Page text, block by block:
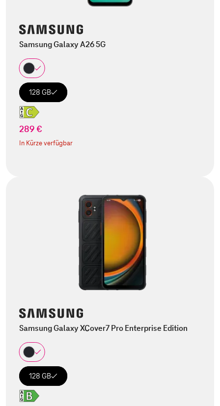
Samsung Galaxy A26 5G
128 GB
289 €
In Kürze verfügbar
Samsung Galaxy XCover7 Pro Enterprise Edition
128 GB